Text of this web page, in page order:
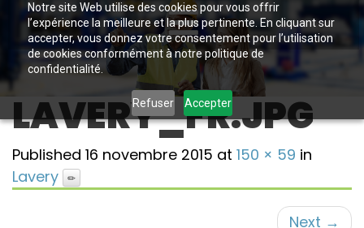
Notre site Web utilise des cookies pour vous offrir
l’expérience la meilleure et la plus pertinente. En cliquant sur
accepter, vous donnez votre consentement pour l’utilisation
de cookies conformément à notre politique de
confidentialité.
Refuser Accepter
LAVERY_FR.JPG
Published 16 novembre 2015 at 150 × 59 in
Lavery
Next →